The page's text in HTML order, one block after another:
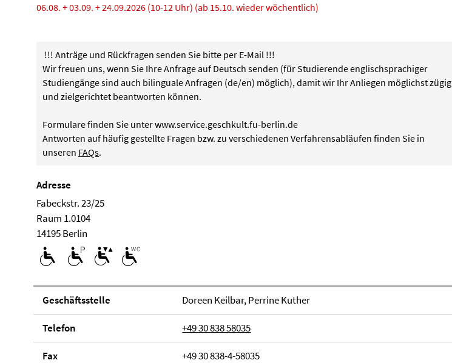
06.08. + 03.09. + 24.09.2026 (10-12 Uhr) (ab 15.10. wieder wöchentlich)
!!! Anträge und Rückfragen senden Sie bitte per E-Mail !!!
Wir freuen uns, wenn Sie Ihre Anfrage auf Deutsch senden (für Studierende englischsprachiger
Studiengänge sind auch bilinguale Anfragen (de/en) möglich), damit wir Ihr Anliegen möglichst zügig
und zielgerichtet beantworten können.
Formulare finden Sie unterwww.service.geschkult.fu-berlin.de
Antworten auf häufig gestellte Fragen bzw. zu verschiedenen Verfahrensabläufen finden Sie in
unseren FAQs.
Adresse
Fabeckstr. 23/25
Raum 1.0104
14195 Berlin
Ge­schäfts­stel­le Doreen Keilbar, Perrine Kuther
Telefon +49 30 838 58035
Fax +49 30 838-4-58035